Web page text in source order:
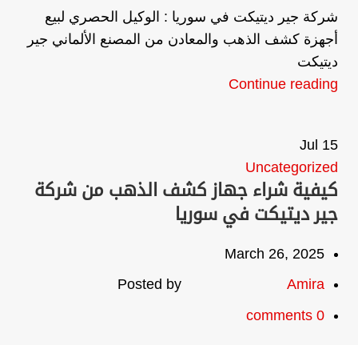
شركة جير ديتيكت في سوريا : الوكيل الحصري لبيع
أجهزة كشف الذهب والمعادن من المصنع الألماني جير
ديتيكت
Continue reading
15
Jul
Uncategorized
كيفية شراء جهاز كشف الذهب من شركة
جير ديتيكت في سوريا
March 26, 2025
Posted by
Amira
0
comments